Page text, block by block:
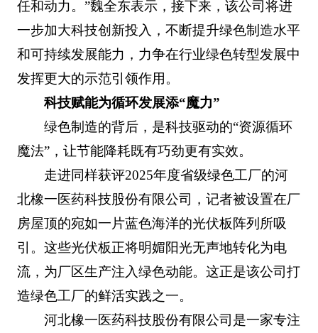
任和动力。”魏全东表示，接下来，该公司将进
一步加大科技创新投入，不断提升绿色制造水平
和可持续发展能力，力争在行业绿色转型发展中
发挥更大的示范引领作用。
科技赋能为循环发展添“魔力”
绿色制造的背后，是科技驱动的“资源循环
魔法”，让节能降耗既有巧劲更有实效。
走进同样获评2025年度省级绿色工厂的河
北橡一医药科技股份有限公司，记者被设置在厂
房屋顶的宛如一片蓝色海洋的光伏板阵列所吸
引。这些光伏板正将明媚阳光无声地转化为电
流，为厂区生产注入绿色动能。这正是该公司打
造绿色工厂的鲜活实践之一。
河北橡一医药科技股份有限公司是一家专注